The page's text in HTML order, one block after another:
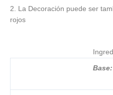
2. La Decoración puede ser
rojos